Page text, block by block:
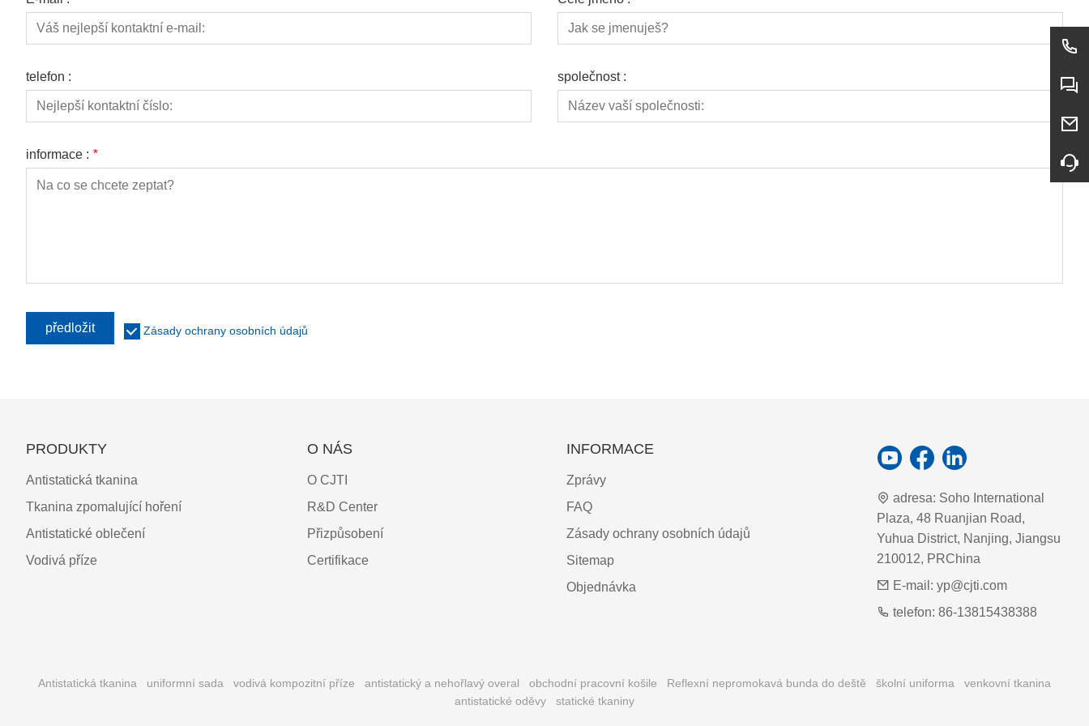
telefon : společnost :
informace : *
předložit Zásady ochrany osobních údajů
PRODUKTY
Antistatická tkanina
Tkanina zpomalující hoření
Antistatické oblečení
Vodivá příze
O NÁS
O CJTI
R&D Center
Přizpůsobení
Certifikace
INFORMACE
Zprávy
FAQ
Zásady ochrany osobních údajů
Sitemap
Objednávka
adresa: Soho International
Plaza, 48 Ruanjian Road,
Yuhua District, Nanjing, Jiangsu
210012, PRChina
E-mail: yp@cjti.com
telefon: 86-13815438388
Antistatická tkanina uniformní sada vodivá kompozitní příze antistatický a nehořlavý overal obchodní pracovní košile Reflexní nepromokavá bunda do deště školní uniforma
venkovní tkanina
antistatické oděvy
statické tkaniny